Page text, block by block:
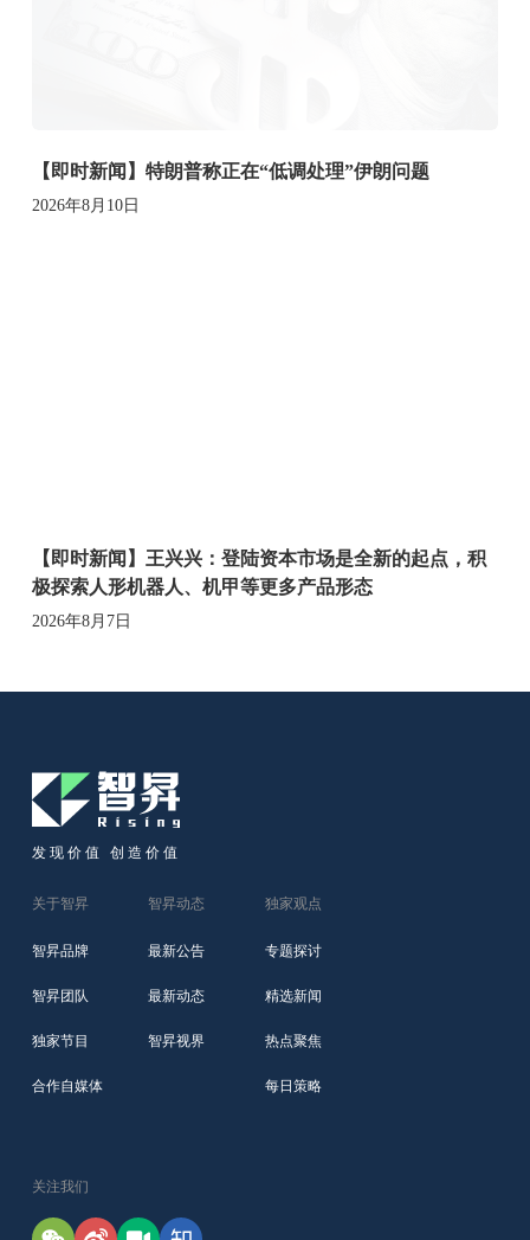
【即时新闻】特朗普称正在“低调处理”伊朗问题
2026年8月10日
【即时新闻】王兴兴：登陆资本市场是全新的起点，积
极探索人形机器人、机甲等更多产品形态
2026年8月7日
发现价值 创造价值
关于智昇
智昇品牌
智昇团队
独家节目
合作自媒体
智昇动态
最新公告
最新动态
智昇视界
独家观点
专题探讨
精选新闻
热点聚焦
每日策略
关注我们